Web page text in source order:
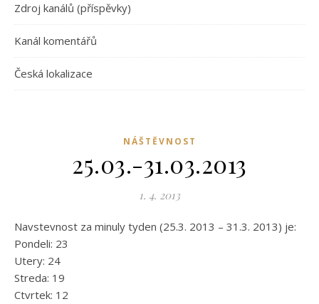
Zdroj kanálů (příspěvky)
Kanál komentářů
Česká lokalizace
NÁŠTĚVNOST
25.03.-31.03.2013
1. 4. 2013
Navstevnost za minuly tyden (25.3. 2013 – 31.3. 2013) je:
Pondeli: 23
Utery: 24
Streda: 19
Ctvrtek: 12